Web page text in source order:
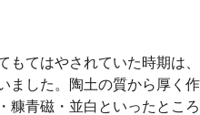
てはやされていた時期は、
ました。陶土の質から厚く作
糠青磁・並白といったところ